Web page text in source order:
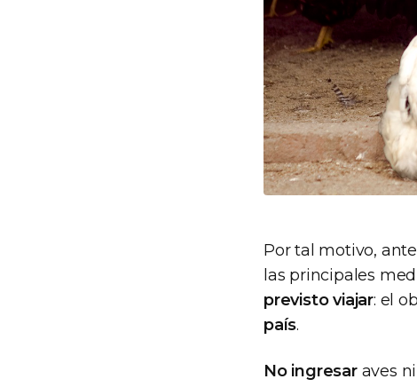
Por tal motivo,
las principales
previsto viajar: el
país.
No ingresaraves